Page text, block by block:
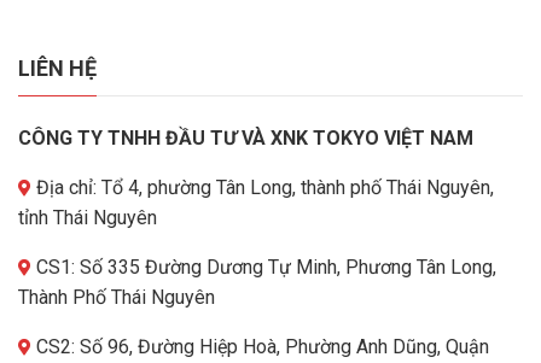
LIÊN HỆ
CÔNG TY TNHH ĐẦU TƯ VÀ XNK TOKYO VIỆT NAM
Địa chỉ: Tổ 4, phường Tân Long, thành phố Thái Nguyên,
tỉnh Thái Nguyên
CS1: Số 335 Đường Dương Tự Minh, Phương Tân Long,
Thành Phố Thái Nguyên
CS2: Số 96, Đường Hiệp Hoà, Phường Anh Dũng, Quận